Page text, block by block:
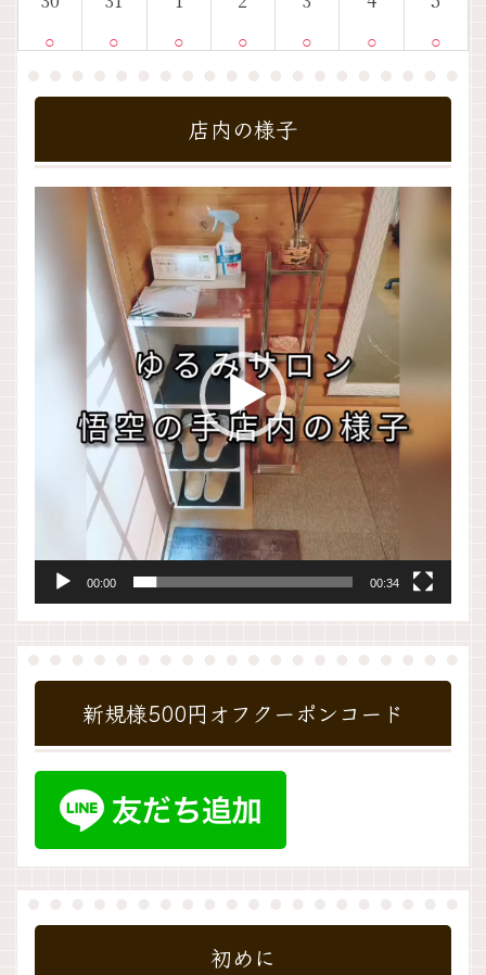
○ ○ ○ ○ ○ ○ ○
店内の様子
00:00 00:34
新規様500円オフクーポンコード
初めに